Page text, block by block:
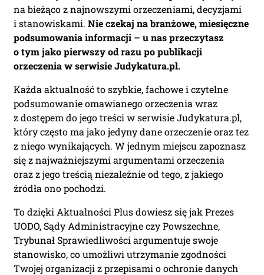
Teraz zamawiasz Szkolenie RODO -
Inspektor Ochrony Danych.
Nie musisz podawać karty
płatniczej.Wystarczy, że wypełnisz
formularz a na podany adres e-mail
otrzymasz fakturę VAT
do opłacenia. Ważne:Dopiero
po zaksięgowaniu płatności –
system utworzy konto użytkownika
oraz uruchomi subskrypcję. Dopiero
od tego momentu rozpoczyna się
okres Subskrypcji.
Please leave this field empty.
Aktualności Plus 360
Wyszukiwarka 360
Wyszukiwarka Plus 360 dni
na bieżąco z najnowszymi orzeczeniami, decyzjami
i stanowiskami. Nie czekaj na branżowe, miesięczne
podsumowania informacji – u nas przeczytasz
o tym jako pierwszy od razu po publikacji
orzeczenia w serwisie Judykatura.pl.
Każda aktualność to szybkie, fachowe i czytelne
podsumowanie omawianego orzeczenia wraz
z dostępem do jego treści w serwisie Judykatura.pl,
który często ma jako jedyny dane orzeczenie oraz tez
z niego wynikających. W jednym miejscu zapoznasz
się z najważniejszymi argumentami orzeczenia
oraz z jego treścią niezależnie od tego, z jakiego
źródła ono pochodzi.
To dzięki Aktualności Plus dowiesz się jak Prezes
UODO, Sądy Administracyjne czy Powszechne,
Trybunał Sprawiedliwości argumentuje swoje
stanowisko, co umożliwi utrzymanie zgodności
Twojej organizacji z przepisami o ochronie danych